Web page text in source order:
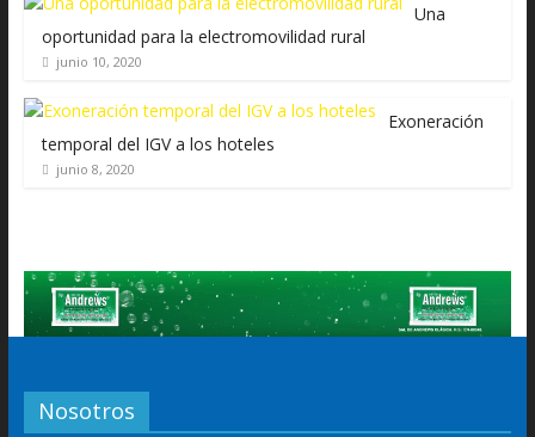
Una
oportunidad para la electromovilidad rural
junio 10, 2020
Exoneración
temporal del IGV a los hoteles
junio 8, 2020
Nosotros